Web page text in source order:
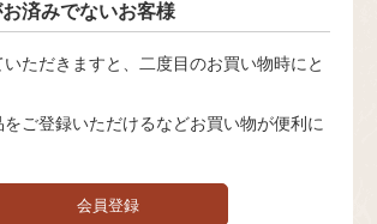
済みでないお客様
ただきますと、二度目のお買い物時にと
ご登録いただけるなどお買い物が便利に
会員登録